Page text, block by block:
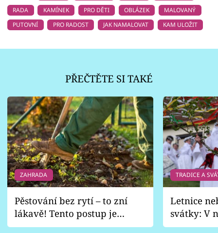
RADA
KAMÍNEK PRO DĚTI OBLÁZEK
MALOVANÝ
PUTOVNÍ
PRO RADOST JAK NAMALOVAT KAM ULOŽIT
PŘEČTĚTE SI TAKÉ
ZAHRADA
Pěstování bez rytí – to zní
lákavě! Tento postup je
vhodný jen pro některé
TRADICE A
Letnice
svátky: V
pondělí